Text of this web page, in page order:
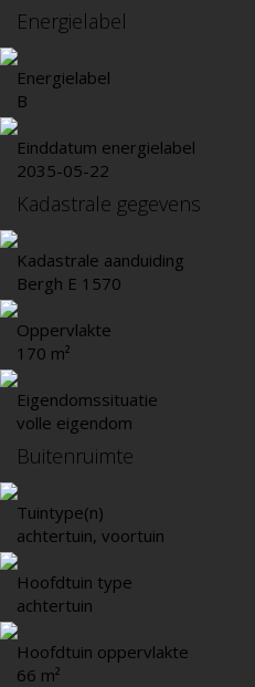
Energielabel
Energielabel
B
Einddatum energielabel
2035-05-22
Kadastrale gegevens
Kadastrale aanduiding
Bergh E 1570
Oppervlakte
170 m²
Eigendomssituatie
volle eigendom
Buitenruimte
Tuintype(n)
achtertuin, voortuin
Hoofdtuin type
achtertuin
Hoofdtuin oppervlakte
66 m²